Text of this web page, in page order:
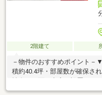
2階建て
－物件のおすすめポイント－
積約40.4坪・部屋数が確保さ
室は3WAY、生活・家事動線